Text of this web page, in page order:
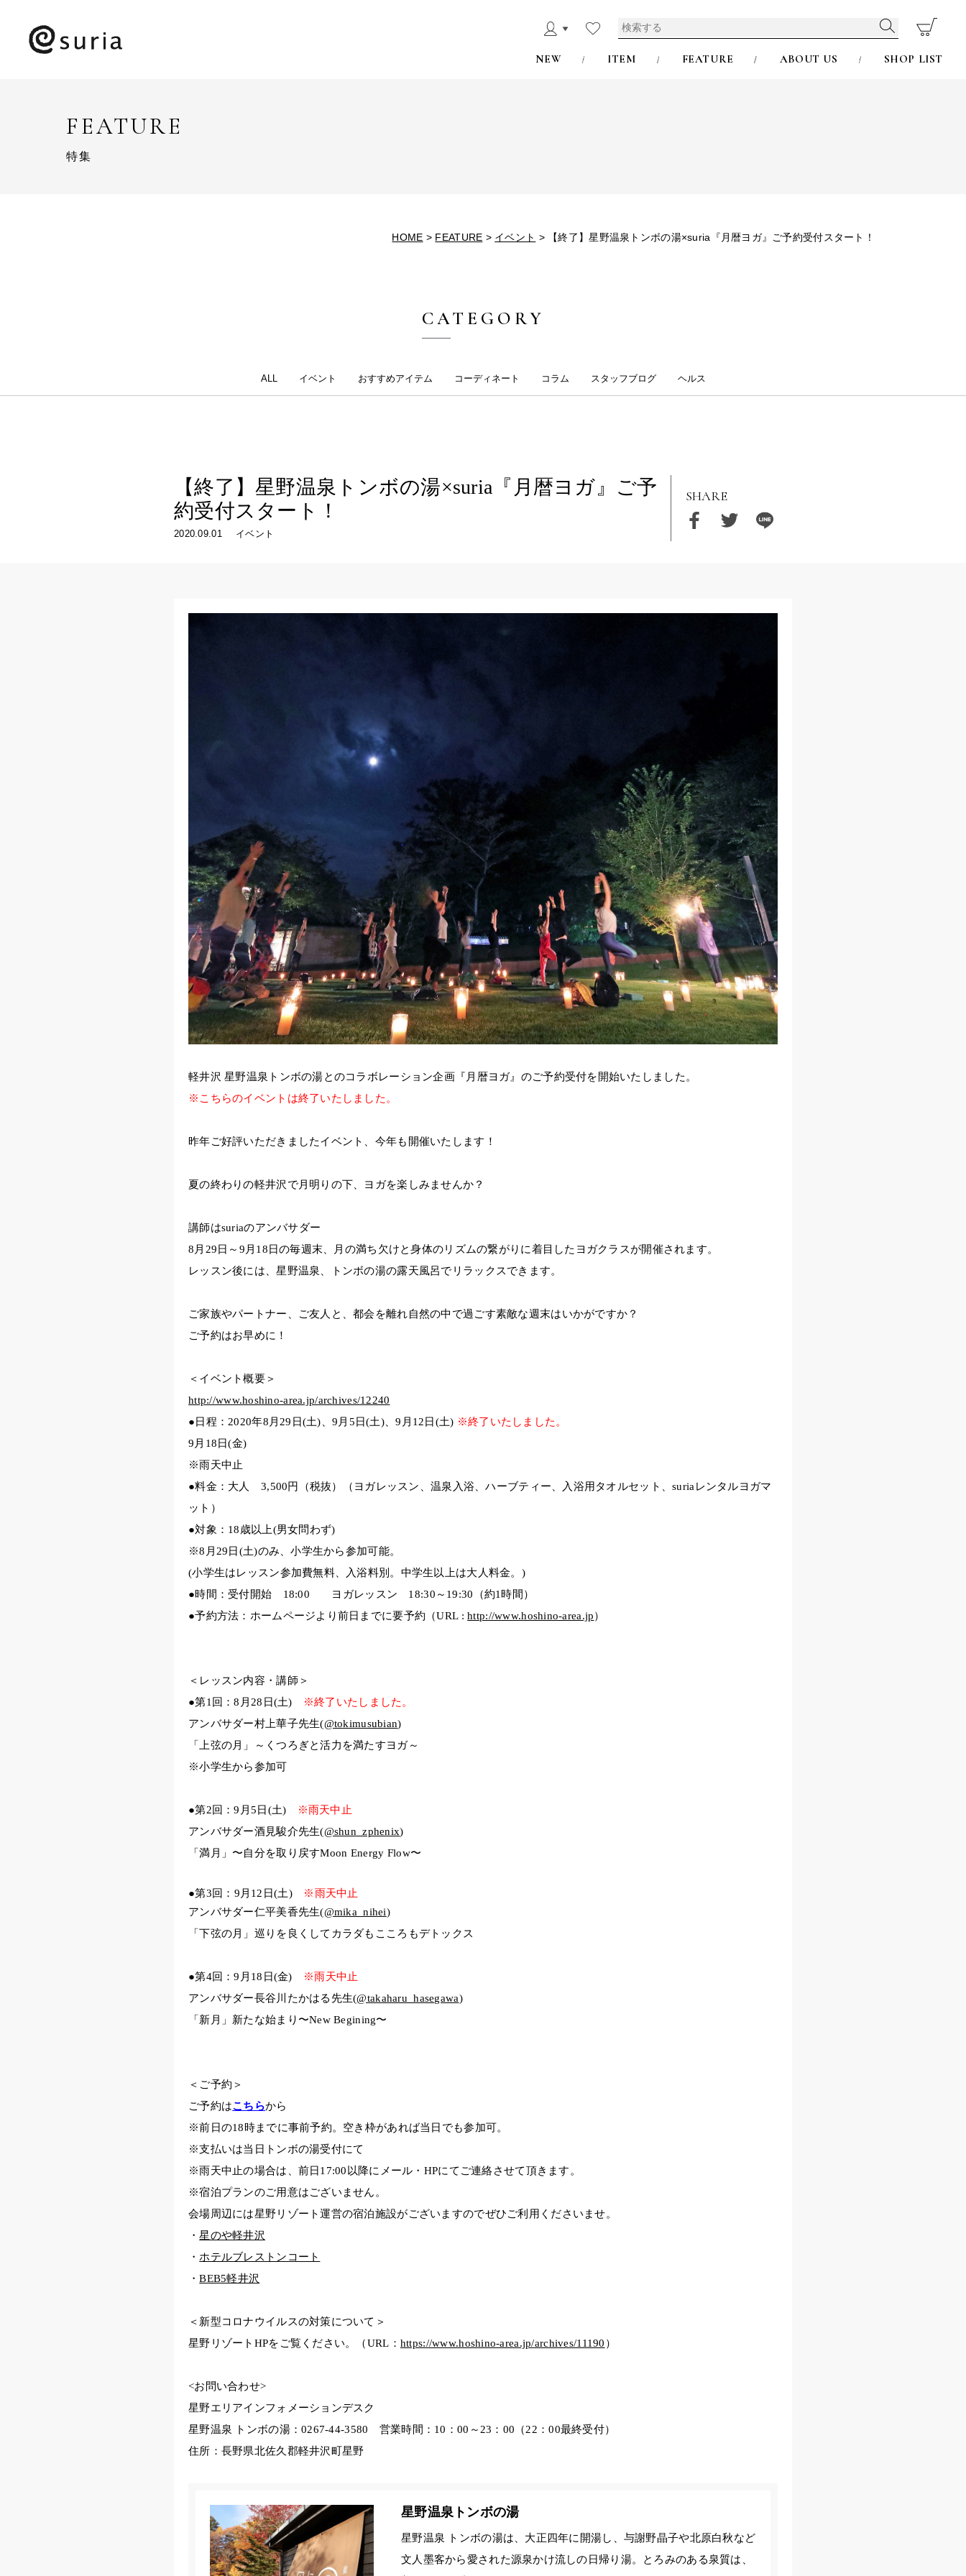
NEW ITEM FEATURE ABOUT US SHOP LIST
FEATURE
特集
HOME > FEATURE > イベント > 【終了】星野温泉トンボの湯×suria『月暦ヨガ』ご予約受付スタート！
CATEGORY
ALL イベント おすすめアイテム コーディネート コラム スタッフブログ ヘルス
【終了】星野温泉トンボの湯×suria『月暦ヨガ』ご予
約受付スタート！
2020.09.01 イベント
SHARE
軽井沢 星野温泉トンボの湯とのコラボレーション企画『月暦ヨガ』のご予約受付を開始いたしました。
※こちらのイベントは終了いたしました。
昨年ご好評いただきましたイベント、今年も開催いたします！
夏の終わりの軽井沢で月明りの下、ヨガを楽しみませんか？
講師はsuriaのアンバサダー
8月29日～9月18日の毎週末、月の満ち欠けと身体のリズムの繋がりに着目したヨガクラスが開催されます。
レッスン後には、星野温泉、トンボの湯の露天風呂でリラックスできます。
ご家族やパートナー、ご友人と、都会を離れ自然の中で過ごす素敵な週末はいかがですか？
ご予約はお早めに！
＜イベント概要＞
http://www.hoshino-area.jp/archives/12240
●日程：2020年8月29日(土)、9月5日(土)、9月12日(土) ※終了いたしました。
9月18日(金)
※雨天中止
●料金：大人 3,500円（税抜）（ヨガレッスン、温泉入浴、ハーブティー、入浴用タオルセット、suriaレンタルヨガマ
ット）
●対象：18歳以上(男女問わず)
※8月29日(土)のみ、小学生から参加可能。
(小学生はレッスン参加費無料、入浴料別。中学生以上は大人料金。)
●時間：受付開始 18:00 ヨガレッスン 18:30～19:30（約1時間）
●予約方法：ホームページより前日までに要予約（URL :http://www.hoshino-area.jp）
＜レッスン内容・講師＞
●第1回：8月28日(土)
※終了いたしました。
アンバサダー村上華子先生(@tokimusubian)
「上弦の月」～くつろぎと活力を満たすヨガ～
※小学生から参加可
●第2回：9月5日(土)
※雨天中止
アンバサダー酒見駿介先生(@shun_zphenix)
「満月」〜自分を取り戻すMoon Energy Flow〜
●第3回：9月12日(土)
※雨天中止
アンバサダー仁平美香先生(@mika_nihei)
「下弦の月」巡りを良くしてカラダもこころもデトックス
●第4回：9月18日(金)
※雨天中止
アンバサダー長谷川たかはる先生(@takaharu_hasegawa)
「新月」新たな始まり〜New Begining〜
＜ご予約＞
ご予約はこちらから
※前日の18時までに事前予約。空き枠があれば当日でも参加可。
※支払いは当日トンボの湯受付にて
※雨天中止の場合は、前日17:00以降にメール・HPにてご連絡させて頂きます。
※宿泊プランのご用意はございません。
会場周辺には星野リゾート運営の宿泊施設がございますのでぜひご利用くださいませ。
・星のや軽井沢
・ ホテルブレストンコート
・BEB5軽井沢
＜新型コロナウイルスの対策について＞
星野リゾートHPをご覧ください。（URL： https://www.hoshino-area.jp/archives/11190 ）
<お問い合わせ>
星野エリアインフォメーションデスク
星野温泉 トンボの湯：0267-44-3580 営業時間：10：00～23：00（22：00最終受付）
住所：長野県北佐久郡軽井沢町星野
星野温泉トンボの湯
星野温泉 トンボの湯は、大正四年に開湯し、与謝野晶子や北原白秋など
文人墨客から愛された源泉かけ流しの日帰り湯。とろみのある泉質は、